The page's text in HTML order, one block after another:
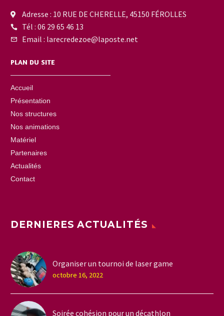
Adresse : 10 RUE DE CHERELLE, 45150 FÉROLLES
Tél : 06 29 65 46 13
Email : larecredezoe@laposte.net
PLAN DU SITE
Accueil
Présentation
Nos structures
Nos animations
Matériel
Partenaires
Actualités
Contact
DERNIERES ACTUALITÉS
Organiser un tournoi de laser game
octobre 16, 2022
Soirée cohésion pour un décathlon